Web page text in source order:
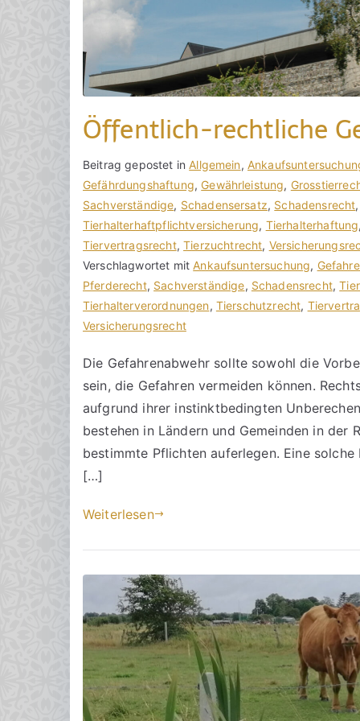
0
2
Öffentlich-rechtliche
V
o
n
h
o
r
a
k
R
c
h
t
s
a
w
ä
t
B
e
i
t
r
a
g
v
e
ö
f
f
e
n
l
i
h
2
.
D
e
Beitrag gepostet in Allgemein,
Gefährdungshaftung, Gewährleistung,
Sachverständige, Schadensersatz, Schadensrecht,
Tierhalterhaftpflichtversicherung, Tierhalterhaftung,
Tiervertragsrecht,Tierzuchtrecht,
Verschlagwortet mit Ankaufsuntersuchung,
Pferderecht, Sachverständige, Schadensrecht,
Tierhalterverordnungen, Tierschutzrecht,
Versicherungsrecht
K
e
i
n
e
K
o
m
m
n
t
a
r
e
Öffentlich-
Die Gefahrenabwehr sollte sowohl die
sein, die Gefahren vermeiden können.
aufgrund ihrer instinktbedingten
bestehen in Ländern und Gemeinden in der
bestimmte Pflichten auferlegen. Eine
[…]
Weiterlesen